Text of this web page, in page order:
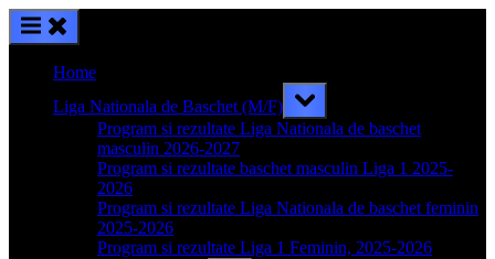
Home
Liga Nationala de Baschet (M/F)
Toggle
sub-
menu
Program si rezultate Liga Nationala de baschet
masculin 2026-2027
Program si rezultate baschet masculin Liga 1 2025-
2026
Program si rezultate Liga Nationala de baschet feminin
2025-2026
Program si rezultate Liga 1 Feminin, 2025-2026